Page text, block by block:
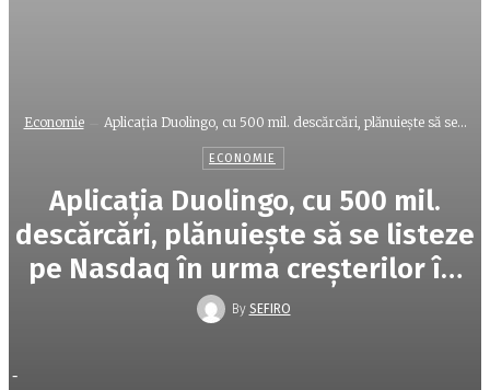
Economie Aplicaţia Duolingo, cu 500 mil. descărcări, plănuieşte să se...
ECONOMIE
Aplicaţia Duolingo, cu 500 mil.
descărcări, plănuieşte să se listeze
pe Nasdaq în urma creşterilor î…
By SEFIRO
-